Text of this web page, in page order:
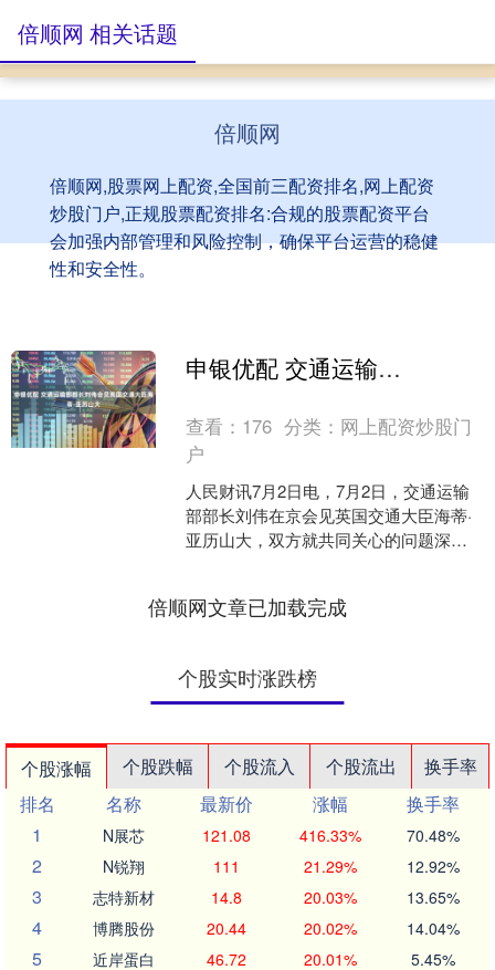
倍顺网
倍顺网,股票网上配资,全国前三配资排名,网上配资
炒股门户,正规股票配资排名:合规的股票配资平台
会加强内部管理和风险控制，确保平台运营的稳健
性和安全性。
倍顺网 相关话题
申银优配 交通运输部部长刘伟会见英国交通大臣海蒂·亚历山大
查看： 176 分类： 网上配资炒股门
户
人民财讯7月2日电，7月2日，交通运输
部部长刘伟在京会见英国交通大臣海蒂·
亚历山大，双方就共同关心的问题深入
倍顺网文章已加载完成
个股实时涨跌榜
个股涨幅 个股跌幅 个股流入 个股流出
换手率
排名
名称 最新价 涨幅
换手率
1
N展芯 121.08 416.33% 70.48%
2 N锐翔 111 21.29% 12.92%
3 志特新材 14.8 20.03% 13.65%
4 博腾股份 20.44 20.02% 14.04%
5 近岸蛋白 46.72 20.01% 5.45%